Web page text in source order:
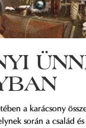
a karácsony
során a család és